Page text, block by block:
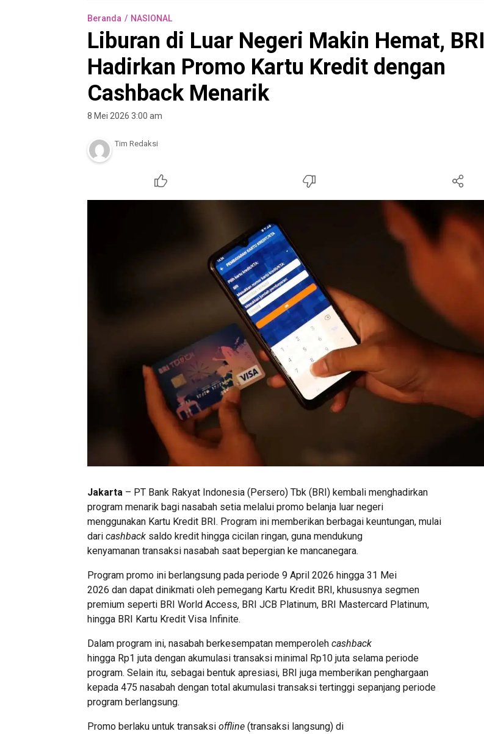
Beranda NASIONAL
Liburan di Luar Negeri Makin Hemat, BRI
Hadirkan Promo Kartu Kredit dengan
Cashback Menarik
8 Mei 2026 3:00 am
Tim Redaksi
Jakarta – PT Bank Rakyat Indonesia (Persero) Tbk (BRI) kembali menghadirkan
program menarik bagi nasabah setia melalui promo belanja luar negeri
menggunakan Kartu Kredit BRI. Program ini memberikan berbagai keuntungan, mulai
dari cashback saldo kredit hingga cicilan ringan, guna mendukung
kenyamanan transaksi nasabah saat bepergian ke mancanegara.
Program promo ini berlangsung pada periode 9 April 2026 hingga 31 Mei
2026 dan dapat dinikmati oleh pemegang Kartu Kredit BRI, khususnya segmen
premium seperti BRI World Access, BRI JCB Platinum, BRI Mastercard Platinum,
hingga BRI Kartu Kredit Visa Infinite.
Dalam program ini, nasabah berkesempatan memperoleh cashback
hingga Rp1 juta dengan akumulasi transaksi minimal Rp10 juta selama periode
program. Selain itu, sebagai bentuk apresiasi, BRI juga memberikan penghargaan
kepada 475 nasabah dengan total akumulasi transaksi tertinggi sepanjang periode
program berlangsung.
Promo berlaku untuk transaksi offline (transaksi langsung) di